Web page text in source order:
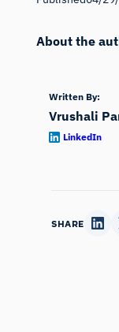
About the
Written By:
Vrushali
LinkedIn
SHARE